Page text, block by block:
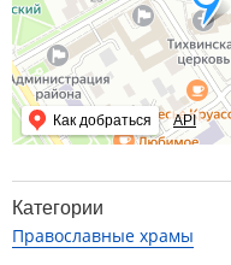
Как добраться API
Категории
Православные храмы